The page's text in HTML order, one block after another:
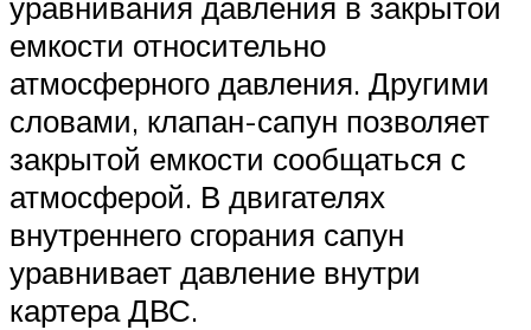
емкости относительно
атмосферного давления. Другими
словами, клапан-сапун позволяет
закрытой емкости сообщаться с
атмосферой. В двигателях
внутреннего сгорания сапун
уравнивает давление внутри
картера ДВС.